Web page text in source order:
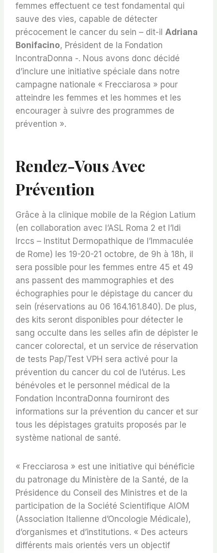
femmes effectuent ce test fondamental qui
sauve des vies, capable de détecter
précocement le cancer du sein – dit-il Adriana
Bonifacino, Président de la Fondation
IncontraDonna -. Nous avons donc décidé
d’inclure une initiative spéciale dans notre
campagne nationale « Frecciarosa » pour
atteindre les femmes et les hommes et les
encourager à suivre des programmes de
prévention ».
Rendez-Vous Avec
Prévention
Grâce à la clinique mobile de la Région Latium
(en collaboration avec l’ASL Roma 2 et l’Idi
Irccs – Institut Dermopathique de l’Immaculée
de Rome) les 19-20-21 octobre, de 9h à 18h, il
sera possible pour les femmes entre 45 et 49
ans passent des mammographies et des
échographies pour le dépistage du cancer du
sein (réservations au 06 164.161.840). De plus,
des kits seront disponibles pour détecter le
sang occulte dans les selles afin de dépister le
cancer colorectal, et un service de réservation
de tests Pap/Test VPH sera activé pour la
prévention du cancer du col de l’utérus. Les
bénévoles et le personnel médical de la
Fondation IncontraDonna fourniront des
informations sur la prévention du cancer et sur
tous les dépistages gratuits proposés par le
système national de santé.
« Frecciarosa » est une initiative qui bénéficie
du patronage du Ministère de la Santé, de la
Présidence du Conseil des Ministres et de la
participation de la Société Scientifique AIOM
(Association Italienne d’Oncologie Médicale),
d’organismes et d’institutions. « Des acteurs
différents mais orientés vers un objectif